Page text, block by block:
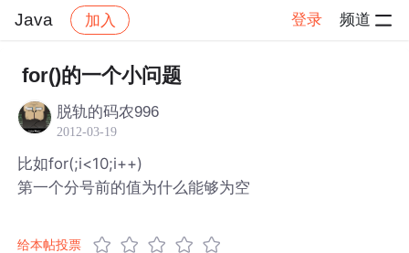
Java 加入 登录 频道
社区 Java 帖子详情
for()的一个小问题
脱轨的码农996
2012-03-19
比如for(;i<10;i++)
第一个分号前的值为什么能够为空
给本帖投票